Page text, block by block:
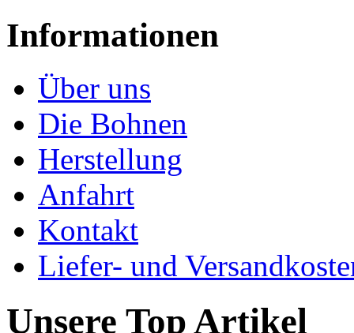
Informationen
Über uns
Die Bohnen
Herstellung
Anfahrt
Kontakt
Liefer- und
Unsere Top Artikel